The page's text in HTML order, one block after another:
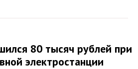
80 тысяч рублей при
электростанции